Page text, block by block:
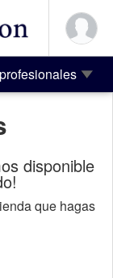
disponible
que hagas